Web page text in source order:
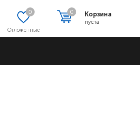
Отложенные
0 Корзина
пуста
0